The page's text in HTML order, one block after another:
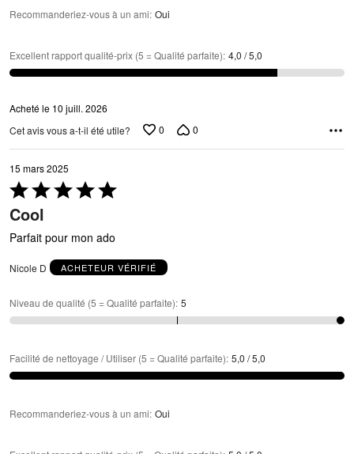
Recommanderiez-vous à un ami: Oui
Excellent rapport qualité-prix (5 = Qualité parfaite): 4,0 / 5,0
Acheté le 10 juill. 2026
Cet avis vous a-t-il été utile?
0 0
15 mars 2025
Coté
5 sur
5
Cool
Parfait pour mon ado
Nicole D ACHETEUR VÉRIFIÉ
Niveau de qualité (5 = Qualité parfaite): 5
Facilité de nettoyage / Utiliser (5 = Qualité parfaite): 5,0 / 5,0
Recommanderiez-vous à un ami: Oui